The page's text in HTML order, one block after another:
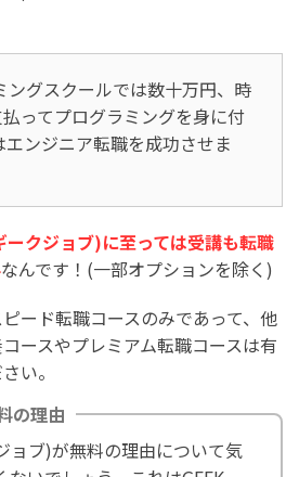
ングスクールでは数十万円、時
ってプログラミングを身に付
エンジニア転職を成功させま
ークジョブ)に至っては受講も転職
なんです！(一部オプションを除く)
ード転職コースのみであって、他
ースやプレミアム転職コースは有
い。
の理由
ョブ)が無料の理由について気